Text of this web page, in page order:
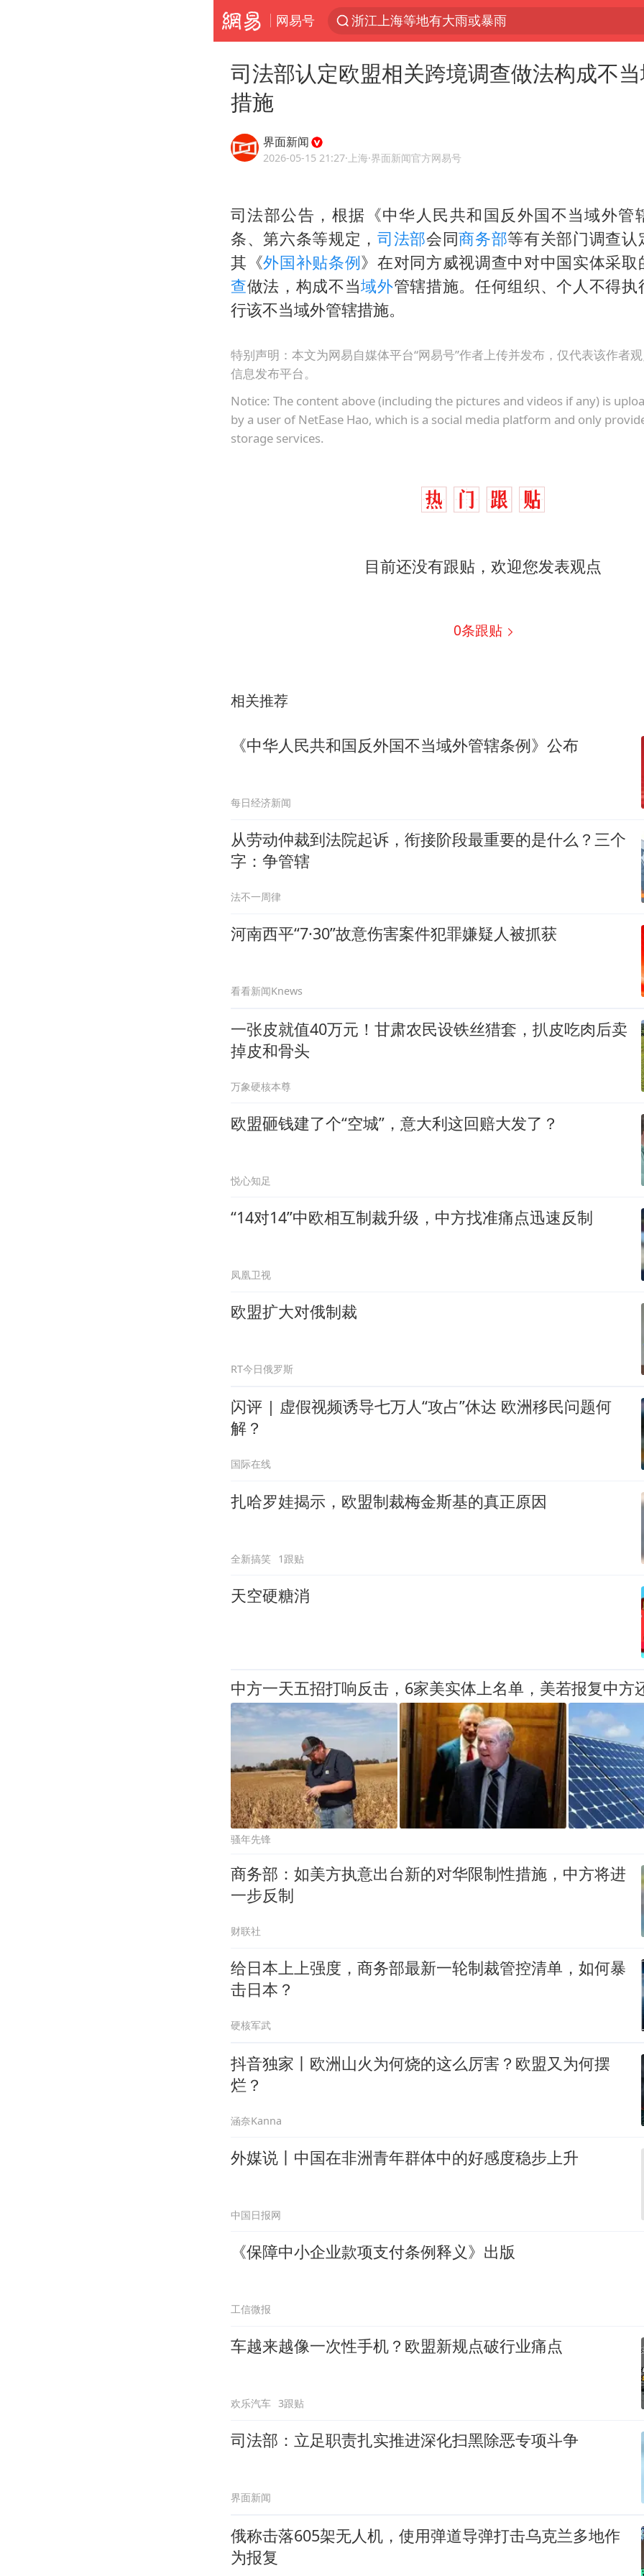
网易号
浙江上海等地有大雨或暴雨
金饰克价一夜涨回1300元
多家A股公司收到美国关税退款
直击东北超：哈尔滨vs通辽
香港宏福苑火灾或由烟头引起
白海豚将正面袭击贯穿浙江
浙江台州《告全体市民书》
酒店回应车内过夜被收150元
36岁男演员成景区NPC后人气爆棚
司法部认定欧盟相关跨境调查做法构成不
措施
界面新闻
2026-05-15 21:27·上海·界面新闻官方网易号
司法部公告，根据《中华人民共和国反外国不当域外管
条、第六条等规定， 司法部会同商务部等有关部门调查认
其《外国补贴条例》在对同方威视调查中对中国实体采取
查做法，构成不当域外管辖措施。任何组织、个人不得执
行该不当域外管辖措施。
特别声明：本文为网易自媒体平台“网易号”作者上传并发布，仅代表该作者
信息发布平台。
Notice: The content above (including the pictures and videos if any) is
by a user of NetEase Hao, which is a social media platform and only
storage services.
目前还没有跟贴，欢迎您发表观点
0条跟贴
相关推荐
《中华人民共和国反外国不当域外管辖条例》公布
每日经济新闻
从劳动仲裁到法院起诉，衔接阶段最重要的是什么？三个
字：争管辖
法不一周律
河南西平“7·30”故意伤害案件犯罪嫌疑人被抓获
看看新闻Knews
一张皮就值40万元！甘肃农民设铁丝猎套，扒皮吃肉后卖
掉皮和骨头
万象硬核本尊
欧盟砸钱建了个“空城”，意大利这回赔大发了？
悦心知足
“14对14”中欧相互制裁升级，中方找准痛点迅速反制
凤凰卫视
欧盟扩大对俄制裁
RT今日俄罗斯
闪评 | 虚假视频诱导七万人“攻占”休达 欧洲移民问题何
解？
国际在线
扎哈罗娃揭示，欧盟制裁梅金斯基的真正原因
全新搞笑 1跟贴
天空硬糖消
中方一天五招打响反击，6家美实体上名单，美若报复中方
骚年先锋
商务部：如美方执意出台新的对华限制性措施，中方将进
一步反制
财联社
给日本上上强度，商务部最新一轮制裁管控清单，如何暴
击日本？
硬核军武
抖音独家丨欧洲山火为何烧的这么厉害？欧盟又为何摆
烂？
涵奈Kanna
外媒说丨中国在非洲青年群体中的好感度稳步上升
中国日报网
《保障中小企业款项支付条例释义》出版
工信微报
车越来越像一次性手机？欧盟新规点破行业痛点
欢乐汽车 3跟贴
司法部：立足职责扎实推进深化扫黑除恶专项斗争
界面新闻
俄称击落605架无人机，使用弹道导弹打击乌克兰多地作
为报复